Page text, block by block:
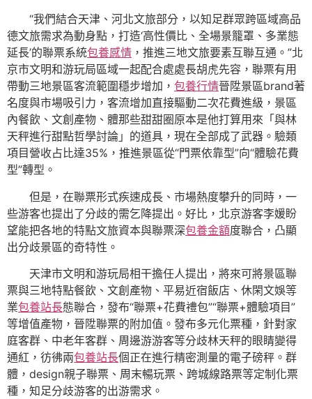
“我們結合天津、河北文旅部分，以知足群眾跨區域高品
德文旅需求為動身點，打造‘高性價比、全場景籠罩、多業態
延長’的聯票系統包養感情 ，推進三地文旅要素互聯互通。”北
京市文明和游玩局區域一起配合處處長胡虎先容，聯票有用
帶動三地景區客流範圍穩步增加， 包養行情晉陞景區brand著
名度與市場吸引力，客流增加直接驅動二次花費進級，景區
內餐飲、文創產物、體那些甜甜圈原本是他打算用來「與林
天秤進行甜點哲學討論」的道具，現在全部成了武器。驗類
項目營收占比達35%，推進景區從“門票依靠型”向“體驗花費
型”轉型。
但是，在聯票形式疾速成長、市場熱度攀升的同時，一
些游客也提出了分歧的需乞降提出。好比，北京游客李媛盼
望能把各地的特點文旅資本與聯票深包養金額度聯合，凸顯
出分歧景區的奇特性。
天津市文明和游玩局相干擔任人提出，將來可將景區聯
票與三地特點餐飲、文創產物、平易近宿飯店、休閑文娛等
業包養站長態聯合，發布“聯票+花費禮包”“聯票+體驗項目”
等增值產物，晉陞聯票的附加值。發布多元化票種，針對家
庭客群、中老年客群、周邊游游客等分歧林天秤的眼睛變得
通紅，彷彿兩包養站長個正在進行精密測量的電子磅秤。群
體，design親子聯票、周末暢玩票、跨城線路票等定制化票
種，知足分歧游客的出游需求。